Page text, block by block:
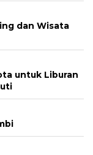
dan Wisata
untuk Liburan